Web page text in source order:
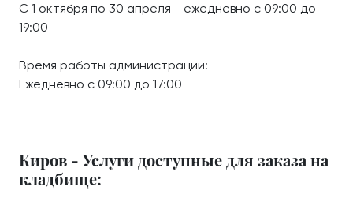
С 1 октября по 30 апреля - ежедневно с 09:00 до
19:00
Время работы администрации:
Ежедневно с 09:00 до 17:00
Киров - Услуги доступные для заказа на
кладбище: